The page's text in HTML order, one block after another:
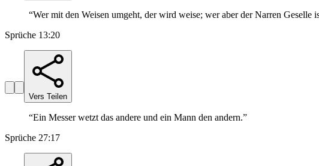
“Wer mit den Weisen umgeht, der wird weise; wer aber der Narren Geselle
Sprüche 13:20
Vers Teilen
“Ein Messer wetzt das andere und ein Mann den andern.”
Sprüche 27:17